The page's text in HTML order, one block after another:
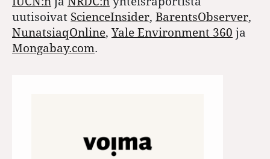
uutisoivat ScienceInsider, BarentsObserver,
NunatsiaqOnline, Yale Environment 360 ja
Mongabay.com.